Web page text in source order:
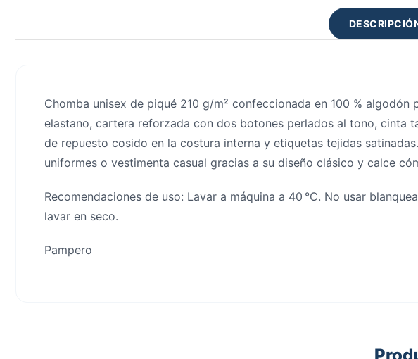
Chomba unisex de piqué 210 g/m² confeccionada en 100 %
elastano, cartera reforzada con dos botones perlados al tono, cinta
de repuesto cosido en la costura interna y etiquetas tejidas
uniformes o vestimenta casual gracias a su diseño clásico y calce
Recomendaciones de uso: Lavar a máquina a 40 °C. No usar
lavar en seco.
Pampero